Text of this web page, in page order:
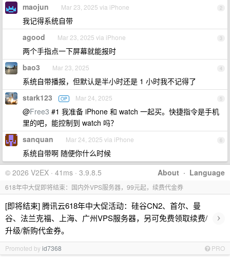
2
maojun Mar 23, 2025 via iPhone
我记得系统自带
3
agood Mar 23, 2025 via iPhone
两个手指点一下屏幕就能报时
4
bao3 Mar 23, 2025
系统自带播报，但默认是半小时还是 1 小时我不记得了
5
stark123 OP Mar 24, 2025
@Free3 #1 我准备 iPhone 和 watch 一起买。快捷指令是手机
里的吧，能控制到 watch 吗？
6
sanquan Mar 24, 2025 via iPhone
系统自带啊 随便你什么时候
About · Language
© 2026 V2EX · 41ms · 3.9.8.5
618年中大促即将结束：国内外VPS服务器，99元起，续费代金券
[即将结束] 腾讯云618年中大促活动：硅谷CN2、首尔、曼
谷、法兰克福、上海、广州VPS服务器，另可免费领取续费/
升级/新购代金券。
›
Promoted byid7368 PRO